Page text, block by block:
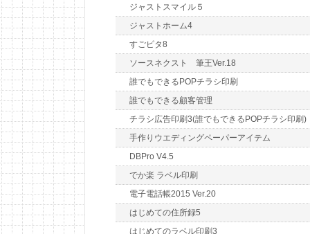
ジャストスマイル５
ジャストホーム4
すごピタ8
ソースネクスト 筆王Ver.18
誰でもできるPOPチラシ印刷
誰でもできる顧客管理
チラシ広告印刷3(誰でもできるPOPチラシ印刷)
手作りウエディングペーパーアイテム
DBPro V4.5
でか楽 ラベル印刷
電子電話帳2015 Ver.20
はじめての住所録5
はじめてのラベル印刷3